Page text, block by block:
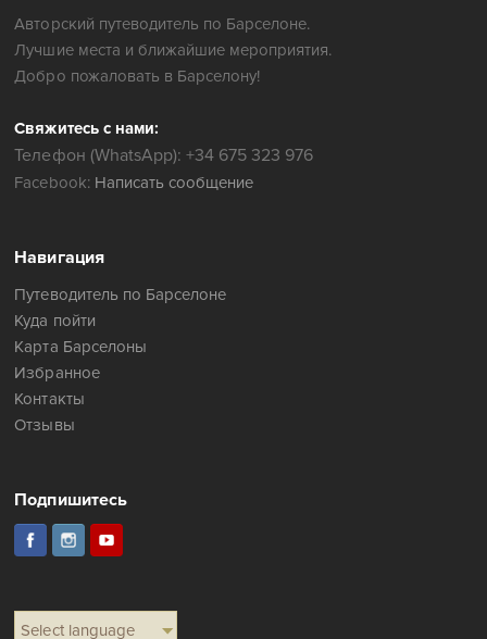
Авторский путеводитель по Барселоне.
Лучшие места и ближайшие мероприятия.
Добро пожаловать в Барселону!
Свяжитесь с нами:
Телефон (WhatsApp): +34 675 323 976
Facebook: Написать сообщение
Навигация
Путеводитель по Барселоне
Куда пойти
Карта Барселоны
Избранное
Контакты
Отзывы
Подпишитесь
Select language